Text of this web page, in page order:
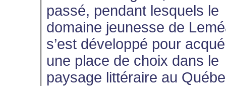
passé, pendant lesquels le
domaine jeunesse de
s’est développé pour
une place de choix dans le
paysage littéraire au